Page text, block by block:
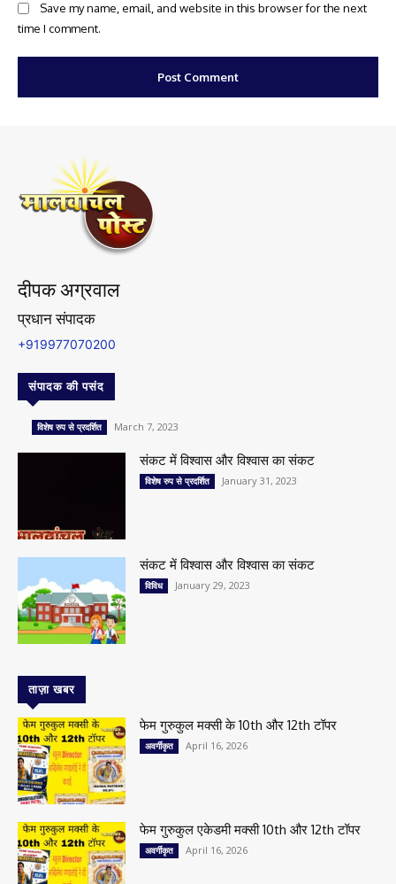
Save my name, email, and website in this browser for the next
time I comment.
दीपक अग्रवाल
प्रधान संपादक
+919977070200
संपादक की पसंद
विशेष रुप से प्रदर्शित March 7, 2023
संकट में विश्वास और विश्वास का संकट
विशेष रुप से प्रदर्शित January 31, 2023
संकट में विश्वास और विश्वास का संकट
विविध January 29, 2023
ताज़ा खबर
फेम गुरुकुल मक्सी के 10th और 12th टॉपर
अवर्गीकृत April 16, 2026
फेम गुरुकुल एकेडमी मक्सी 10th और 12th टॉपर
अवर्गीकृत April 16, 2026